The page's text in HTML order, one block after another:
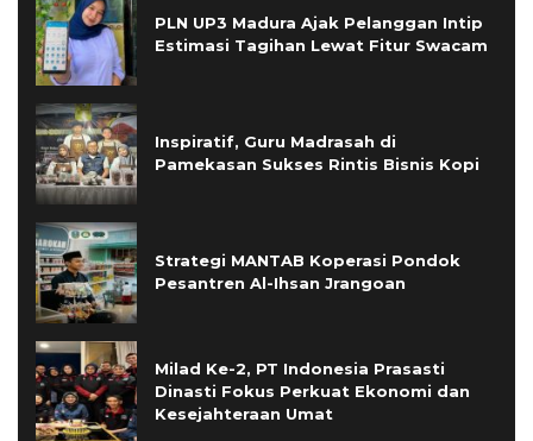
PLN UP3 Madura Ajak Pelanggan Intip
Estimasi Tagihan Lewat Fitur Swacam
Inspiratif, Guru Madrasah di
Pamekasan Sukses Rintis Bisnis Kopi
Strategi MANTAB Koperasi Pondok
Pesantren Al-Ihsan Jrangoan
Milad Ke-2, PT Indonesia Prasasti
Dinasti Fokus Perkuat Ekonomi dan
Kesejahteraan Umat